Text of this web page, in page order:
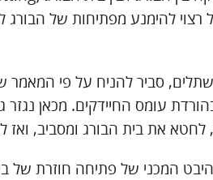
להימנע מפתיחות של הבורג
סביר להניח על פי המאמר
עומס החיידקים. מכאן
את בית הבורג ומסביב, ואז
המכני של פתיחה חוזרת של